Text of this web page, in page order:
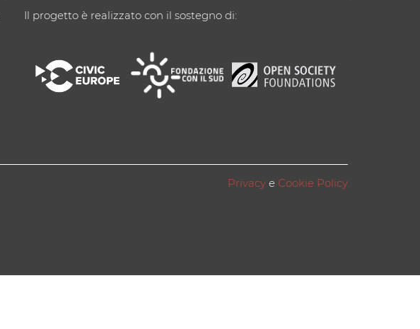
Il progetto è realizzato con il sostegno di:
Privacy e Cookie Policy